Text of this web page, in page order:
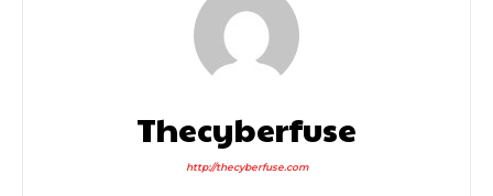
Thecyberfuse
http://thecyberfuse.com